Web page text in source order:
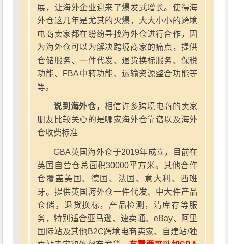
展，让海外企业迎来了爆发式增长。使得海
外仓这几年是尤其的火爆，大大小小的跨境
电商卖家都在纷纷寻找海外仓进行合作，因
为海外仓可以为解决跨境商家的痛点，提供
仓储服务、一件代发、退货换标服务、保税
功能、FBA中转功能、运输资源整合功能等
等。
说到海外仓， 相信许多跨境电商的卖家
朋友比较关心的是哪家海外仓靠谱以及海外
仓收费标准
GBA英国海外仓于2019年成立，目前在
英国自营仓总面积30000平方米。其他合作
仓覆盖美国、德国、法国、意大利、西班
牙。提供英国海外仓一件代发、中大件产品
仓储，退货换标，产品检测，清库存等服
务，特别适合亚马逊、速卖通、eBay、阿里
国际站及其他B2C跨境电商卖家、自建站/独